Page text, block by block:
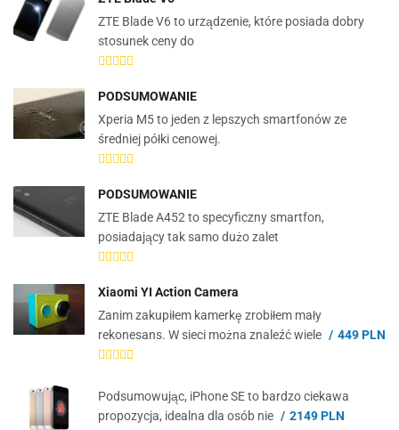
ZTE Blade V6 to urządzenie, które posiada dobry
stosunek ceny do
PODSUMOWANIE
Xperia M5 to jeden z lepszych smartfonów ze
średniej półki cenowej.
PODSUMOWANIE
ZTE Blade A452 to specyficzny smartfon,
posiadający tak samo dużo zalet
Xiaomi YI Action Camera
Zanim zakupiłem kamerkę zrobiłem mały
rekonesans. W sieci można znaleźć wiele
449 PLN
Podsumowując, iPhone SE to bardzo ciekawa
propozycja, idealna dla osób nie
2149 PLN